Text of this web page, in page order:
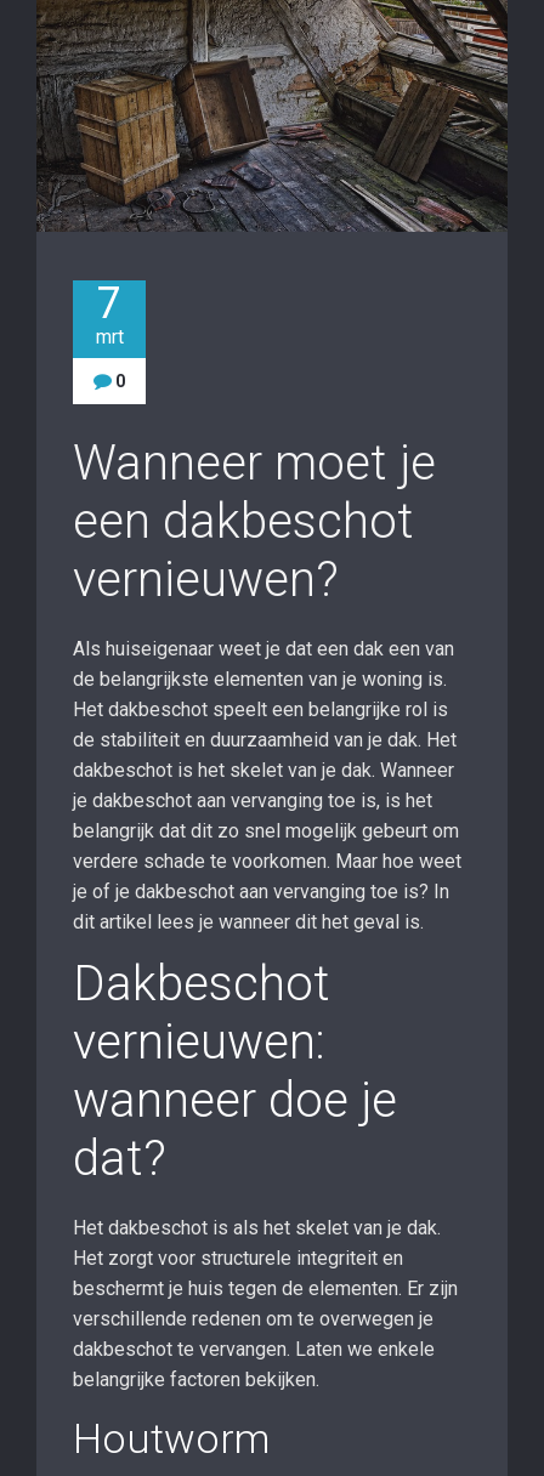
7
mrt
0
Wanneer moet je
een dakbeschot
vernieuwen?
Als huiseigenaar weet je dat een dak een van
de belangrijkste elementen van je woning is.
Het dakbeschot speelt een belangrijke rol is
de stabiliteit en duurzaamheid van je dak. Het
dakbeschot is het skelet van je dak. Wanneer
je dakbeschot aan vervanging toe is, is het
belangrijk dat dit zo snel mogelijk gebeurt om
verdere schade te voorkomen. Maar hoe weet
je of je dakbeschot aan vervanging toe is? In
dit artikel lees je wanneer dit het geval is.
Dakbeschot
vernieuwen:
wanneer doe je
dat?
Het dakbeschot is als het skelet van je dak.
Het zorgt voor structurele integriteit en
beschermt je huis tegen de elementen. Er zijn
verschillende redenen om te overwegen je
dakbeschot te vervangen. Laten we enkele
belangrijke factoren bekijken.
Houtworm